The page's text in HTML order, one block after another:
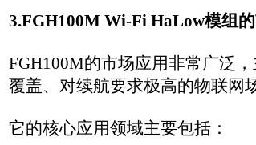
感器，实现精准农业管理，大幅降低布线成
智慧城市与智慧建筑‌：用于智能楼宇的能耗
的Sub-1GHz频段运行，无需依赖运营商网
其他商业应用‌：还可用于移动设备、销售点